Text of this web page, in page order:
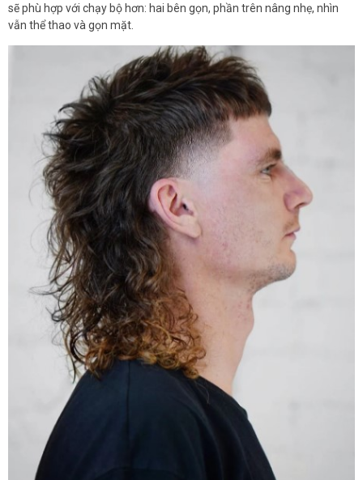
sẽ phù hợp với chạy bộ hơn: hai bên gọn, phần trên nâng nhẹ, nhìn
vẫn thể thao và gọn mặt.